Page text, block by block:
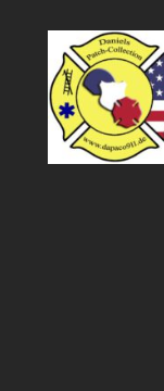
Inhalt
wechseln